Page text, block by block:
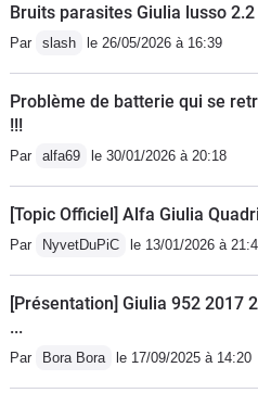
Bruits parasites Giulia lusso 2.2
Par slash le 26/05/2026 à 16:39
Problème de batterie qui se
!!!
Par alfa69 le 30/01/2026 à 20:18
[Topic Officiel] Alfa Giulia
Par NyvetDuPiC le 13/01/2026 à
[Présentation] Giulia 952 2017
...
Par Bora Bora le 17/09/2025 à 14:20